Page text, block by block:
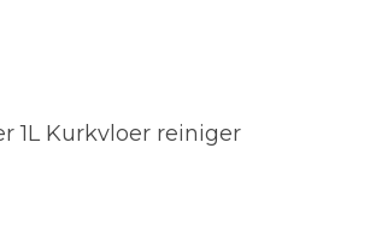
1L Kurkvloer reiniger